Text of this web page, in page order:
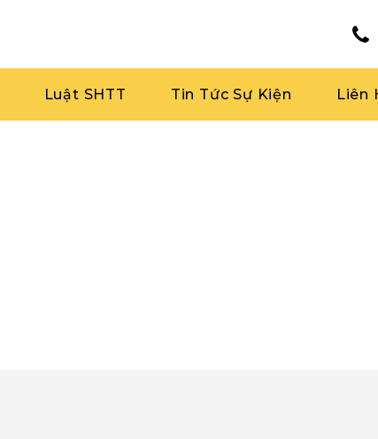
Luật SHTT Tin Tức Sự Kiện Liên